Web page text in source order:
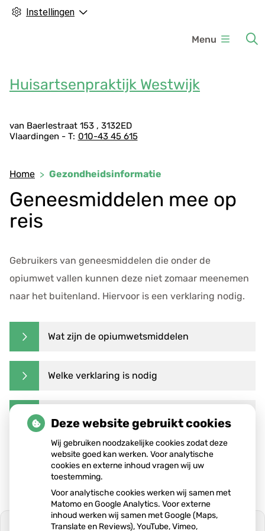
Instellingen
Huisartsenpraktijk Westwijk
f
d
Menu
A
d
e
g
e
g
v
e
n
s
van Baerlestraat 153
3132ED
Vlaardingen
010-43 45 615
Home Gezondheidsinformatie
Geneesmiddelen mee op
reis
Gebruikers van geneesmiddelen die onder de
opiumwet vallen kunnen deze niet zomaar meenemen
naar het buitenland. Hiervoor is een verklaring nodig.
Wat zijn de opiumwetsmiddelen
Welke verklaring is nodig
HetCAK.nl
Deze website gebruikt cookies
Wij gebruiken noodzakelijke cookies zodat deze
website goed kan werken. Voor analytische
cookies en externe inhoud vragen wij uw
toestemming.
Voor analytische cookies werken wij samen met
Matomo en Google Analytics. Voor externe
inhoud werken wij samen met Google (Maps,
Translate en Reviews), YouTube, Vimeo,